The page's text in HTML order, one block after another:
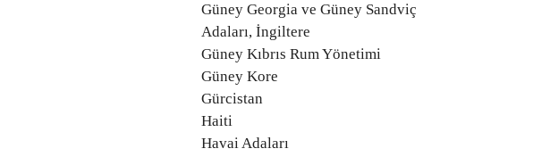
Güney Georgia ve Güney Sandviç
Adaları, İngiltere
Güney Kıbrıs Rum Yönetimi
Güney Kore
Gürcistan
Haiti
Havai Adaları